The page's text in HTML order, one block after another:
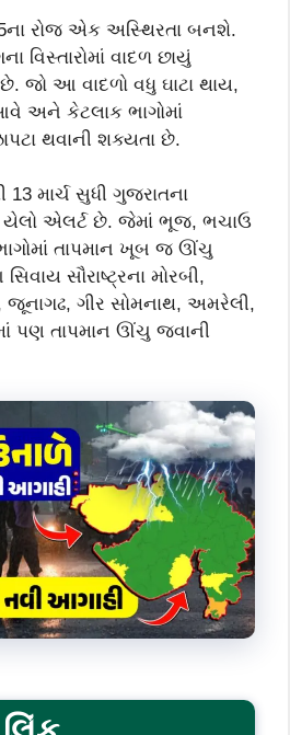
રોજ એક અસ્થિરતા બનશે.
વિસ્તારોમાં વાદળ છાયું
જો આ વાદળો વધુ ઘાટા થાય,
અને કેટલાક ભાગોમાં
થવાની શક્યતા છે.
માર્ચ સુધી ગુજરાતના
યેલો એલર્ટ છે. જેમાં ભૂજ, ભચાઉ
તાપમાન ખૂબ જ ઊંચુ
સૌરાષ્ટ્રના મોરબી,
જૂનાગઢ, ગીર સોમનાથ, અમરેલી,
પણ તાપમાન ઊંચુ જવાની